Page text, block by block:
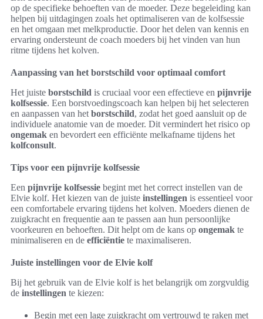
op de specifieke behoeften van de moeder. Deze begeleiding kan
helpen bij uitdagingen zoals het optimaliseren van de kolfsessie
en het omgaan met melkproductie. Door het delen van kennis en
ervaring ondersteunt de coach moeders bij het vinden van hun
ritme tijdens het kolven.
Aanpassing van het borstschild voor optimaal comfort
Het juiste borstschild is cruciaal voor een effectieve en pijnvrije
kolfsessie. Een borstvoedingscoach kan helpen bij het selecteren
en aanpassen van het borstschild, zodat het goed aansluit op de
individuele anatomie van de moeder. Dit vermindert het risico op
ongemak en bevordert een efficiënte melkafname tijdens het
kolfconsult.
Tips voor een pijnvrije kolfsessie
Een pijnvrije kolfsessie begint met het correct instellen van de
Elvie kolf. Het kiezen van de juiste instellingen is essentieel voor
een comfortabele ervaring tijdens het kolven. Moeders dienen de
zuigkracht en frequentie aan te passen aan hun persoonlijke
voorkeuren en behoeften. Dit helpt om de kans op ongemak te
minimaliseren en de efficiëntie te maximaliseren.
Juiste instellingen voor de Elvie kolf
Bij het gebruik van de Elvie kolf is het belangrijk om zorgvuldig
de instellingen te kiezen:
Begin met een lage zuigkracht om vertrouwd te raken met